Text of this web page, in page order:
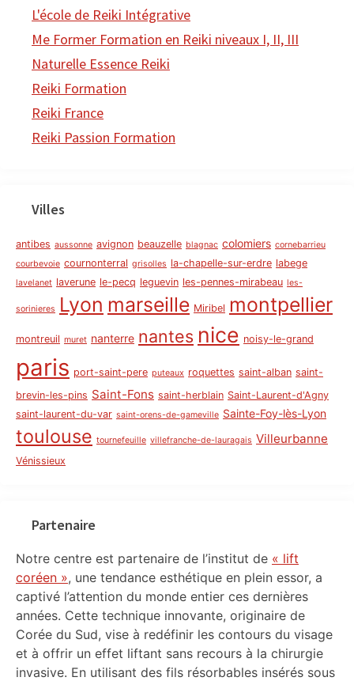
L'école de Reiki Intégrative
Me Former Formation en Reiki niveaux I, II, III
Naturelle Essence Reiki
Reiki Formation
Reiki France
Reiki Passion Formation
Villes
antibes aussonne avignon beauzelle blagnac colomiers cornebarrieu
courbevoie cournonterral grisolles la-chapelle-sur-erdre labege
lavelanet laverune le-pecq leguevin les-pennes-mirabeau les-
sorinieres Lyon marseille Miribel montpellier
montreuil muret nanterre nantes nice noisy-le-grand
paris port-saint-pere puteaux roquettes saint-alban saint-
brevin-les-pins Saint-Fons saint-herblain Saint-Laurent-d'Agny
saint-laurent-du-var saint-orens-de-gameville Sainte-Foy-lès-Lyon
toulouse tournefeuille villefranche-de-lauragais Villeurbanne
Vénissieux
Partenaire
Notre centre est partenaire de l’institut de « lift
coréen », une tendance esthétique en plein essor, a
captivé l’attention du monde entier ces dernières
années. Cette technique innovante, originaire de
Corée du Sud, vise à redéfinir les contours du visage
et à offrir un effet liftant sans recours à la chirurgie
invasive. En utilisant des fils résorbables insérés sous